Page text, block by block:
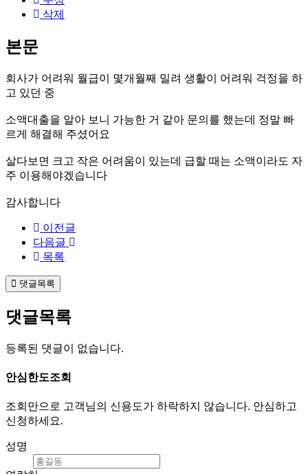
삭제
본문
회사가 어려워 월급이 몇개월째 밀려 생활이 어려워 걱정을 하
고 있던 중
소액대출을 알아 보니 가능한 거 같아 문의를 했는데 정말 빠
르게 해결해 주셨어요
살다보면 크고 작은 어려움이 있는데 급할 때는 소액이라도 자
주 이용해야겠습니다
감사합니다
이전글
다음글
목록
댓글목록
댓글목록
등록된 댓글이 없습니다.
안심한도조회
조회만으로 고객님의 신용도가 하락하지 않습니다. 안심하고
신청하세요.
성명